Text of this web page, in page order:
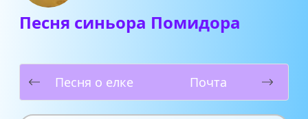
Песня синьора Помидора
Песня о елке Почта